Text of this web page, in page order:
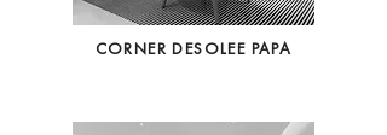
CORNER DESOLEE PAPA